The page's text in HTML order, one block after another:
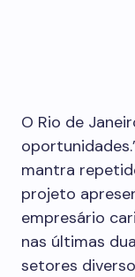
O Rio de
mantra
projeto
empresário
nas últimas
setores